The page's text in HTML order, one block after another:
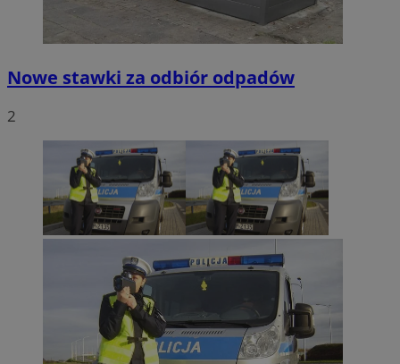
Nowe stawki za odbiór odpadów
2